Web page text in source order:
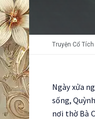
Truyện Cổ
Ngày xửa
sống,
nơi thờ Bà